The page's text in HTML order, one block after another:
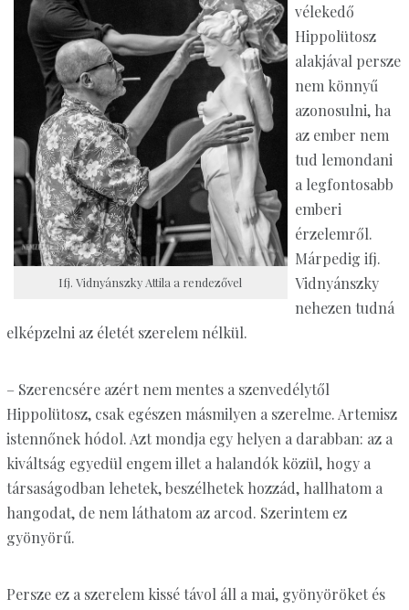
Ifj. Vidnyánszky Attila a rendezővel
vélekedő
Hippolütosz
alakjával persze
nem könnyű
azonosulni, ha
az ember nem
tud lemondani
a legfontosabb
emberi
érzelemről.
Márpedig ifj.
Vidnyánszky
nehezen tudná
elképzelni az életét szerelem nélkül.
– Szerencsére azért nem mentes a szenvedélytől
Hippolütosz, csak egészen másmilyen a szerelme. Artemisz
istennőnek hódol. Azt mondja egy helyen a darabban: az a
kiváltság egyedül engem illet a halandók közül, hogy a
társaságodban lehetek, beszélhetek hozzád, hallhatom a
hangodat, de nem láthatom az arcod. Szerintem ez
gyönyörű.
Persze ez a szerelem kissé távol áll a mai, gyönyöröket és